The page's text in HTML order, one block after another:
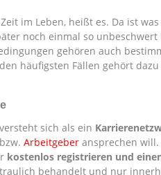
im Leben, heißt es. Da ist
noch einmal so
gehören auch
häufigsten Fällen gehört dazu
versteht sich als ein
Arbeitgeber ansprechen will.
kostenlos registrieren und
behandelt und nur